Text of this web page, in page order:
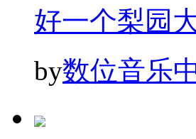
好一个梨园
by数位音乐